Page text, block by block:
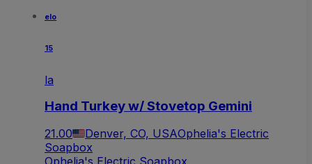
elo
15
la
Hand Turkey w/ Stovetop Gemini
21.00 Denver, CO, USAOphelia's Electric
Soapbox
Ophelia's Electric Soapbox